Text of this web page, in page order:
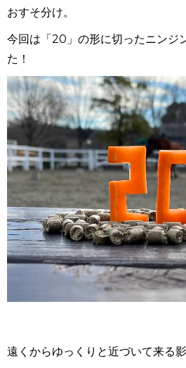
おすそ分け。
今回は「20」の形に切ったニンジ
た！
遠くからゆっくりと近づいて来る影